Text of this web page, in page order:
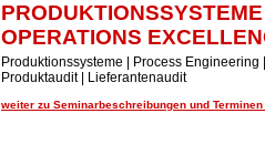
OPERATIONS
Produktionssysteme | Process
Produktaudit | Lieferantenaudit
weiter zu Seminarbeschreibungen und Terminen